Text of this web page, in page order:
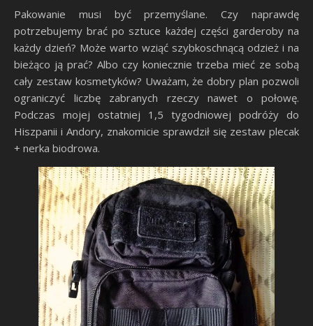
Pakowanie musi być przemyślane. Czy naprawdę
potrzebujemy brać po sztuce każdej części garderoby na
każdy dzień? Może warto wziąć szybkoschnącą odzież i na
bieżąco ją prać? Albo czy koniecznie trzeba mieć ze sobą
cały zestaw kosmetyków? Uważam, że dobry plan pozwoli
ograniczyć liczbę zabranych rzeczy nawet o połowę.
Podczas mojej ostatniej 1,5 tygodniowej podróży do
Hiszpanii i Andory, znakomicie sprawdził się zestaw plecak
+ nerka biodrowa.